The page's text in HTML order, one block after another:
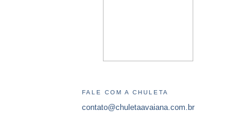
FALE COM A CHULETA
contato@chuletaavaiana.com.br